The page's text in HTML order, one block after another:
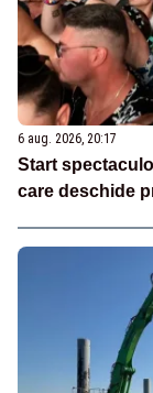
6 aug. 2026, 20:17
Start
care deschide